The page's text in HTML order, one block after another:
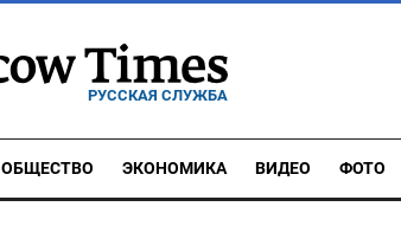
РУССКАЯ СЛУЖБА
ОБЩЕСТВО ЭКОНОМИКА ВИДЕО ФОТО